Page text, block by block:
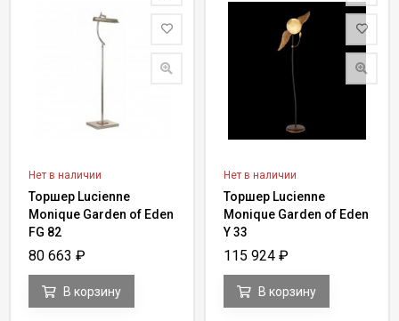
Нет в наличии
Торшер Lucienne
Monique Garden of Eden
FG 82
80 663 ₽
В корзину
Нет в наличии
Торшер Lucienne
Monique Garden of Eden
Y 33
115 924 ₽
В корзину